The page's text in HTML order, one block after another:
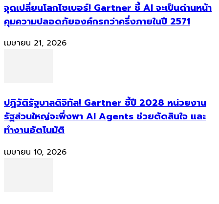
จุดเปลี่ยนโลกไซเบอร์! Gartner ชี้ AI จะเป็นด่านหน้า
คุมความปลอดภัยองค์กรกว่าครึ่งภายในปี 2571
เมษายน 21, 2026
ปฏิวัติรัฐบาลดิจิทัล! Gartner ชี้ปี 2028 หน่วยงาน
รัฐส่วนใหญ่จะพึ่งพา AI Agents ช่วยตัดสินใจ และ
ทำงานอัตโนมัติ
เมษายน 10, 2026